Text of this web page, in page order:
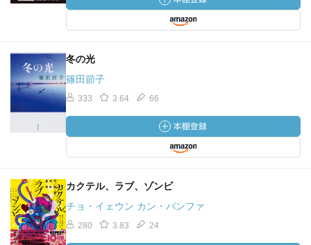
冬の光
篠田節子
333 3.64 66
カクテル、ラブ、ゾンビ
チョ・イェウン カン・バンファ
280 3.83 24